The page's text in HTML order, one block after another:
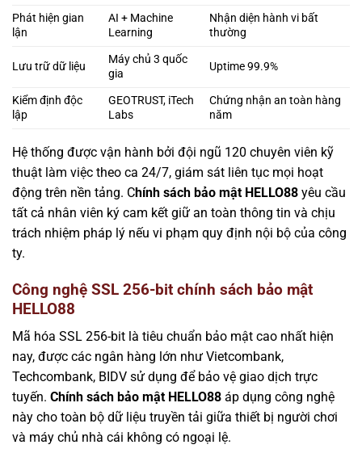
Phát hiện gian
lận
AI + Machine
Learning
Nhận diện hành vi bất
thường
Lưu trữ dữ liệu
Máy chủ 3 quốc
gia
Uptime 99.9%
Kiểm định độc
lập
GEOTRUST, iTech
Labs
Chứng nhận an toàn hàng
năm
Hệ thống được vận hành bởi đội ngũ 120 chuyên viên kỹ
thuật làm việc theo ca 24/7, giám sát liên tục mọi hoạt
động trên nền tảng. Chính sách bảo mật HELLO88 yêu cầu
tất cả nhân viên ký cam kết giữ an toàn thông tin và chịu
trách nhiệm pháp lý nếu vi phạm quy định nội bộ của công
ty.
Công nghệ SSL 256-bit chính sách bảo mật
HELLO88
Mã hóa SSL 256-bit là tiêu chuẩn bảo mật cao nhất hiện
nay, được các ngân hàng lớn như Vietcombank,
Techcombank, BIDV sử dụng để bảo vệ giao dịch trực
tuyến. Chính sách bảo mật HELLO88 áp dụng công nghệ
này cho toàn bộ dữ liệu truyền tải giữa thiết bị người chơi
và máy chủ nhà cái không có ngoại lệ.